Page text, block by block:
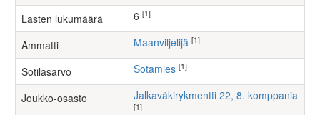
Lasten lukumäärä [1]
Ammatti maanviljelijä [1]
Sotilasarvo Sotamies [1]
Joukko-osasto Jalkaväkirykmentti 22, 8. komppania
[1]